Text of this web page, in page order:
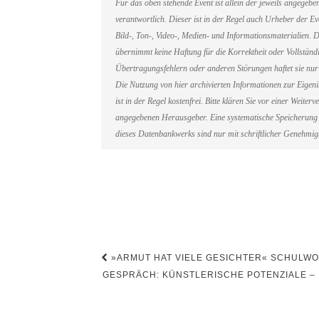
Für das oben stehende Event ist allein der jeweils
verantwortlich. Dieser ist in der Regel auch Urheber der
Bild-, Ton-, Video-, Medien- und Informationsmaterialien.
übernimmt keine Haftung für die Korrektheit oder
Übertragungsfehlern oder anderen Störungen haftet sie
Die Nutzung von hier archivierten Informationen zur
ist in der Regel kostenfrei. Bitte klären Sie vor einer
angegebenen Herausgeber. Eine systematische
dieses Datenbankwerks sind nur mit schriftlicher
Beitragsnavigation
»ARMUT HAT VIELE GESICHTER«
GESPRÄCH: KÜNSTLERISCHE POTENZIALE